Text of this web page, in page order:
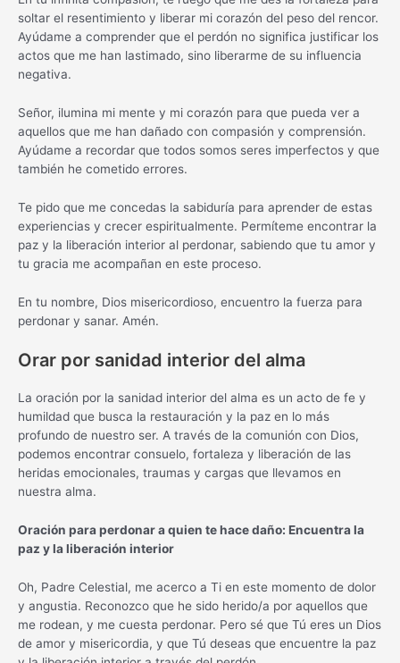
soltar el resentimiento y liberar mi corazón del peso del rencor.
Ayúdame a comprender que el perdón no significa justificar los
actos que me han lastimado, sino liberarme de su influencia
negativa.
Señor, ilumina mi mente y mi corazón para que pueda ver a
aquellos que me han dañado con compasión y comprensión.
Ayúdame a recordar que todos somos seres imperfectos y que
también he cometido errores.
Te pido que me concedas la sabiduría para aprender de estas
experiencias y crecer espiritualmente. Permíteme encontrar la
paz y la liberación interior al perdonar, sabiendo que tu amor y
tu gracia me acompañan en este proceso.
En tu nombre, Dios misericordioso, encuentro la fuerza para
perdonar y sanar. Amén.
Orar por sanidad interior del alma
La oración por la sanidad interior del alma es un acto de fe y
humildad que busca la restauración y la paz en lo más
profundo de nuestro ser. A través de la comunión con Dios,
podemos encontrar consuelo, fortaleza y liberación de las
heridas emocionales, traumas y cargas que llevamos en
nuestra alma.
Oración para perdonar a quien te hace daño: Encuentra la
paz y la liberación interior
Oh, Padre Celestial, me acerco a Ti en este momento de dolor
y angustia. Reconozco que he sido herido/a por aquellos que
me rodean, y me cuesta perdonar. Pero sé que Tú eres un Dios
de amor y misericordia, y que Tú deseas que encuentre la paz